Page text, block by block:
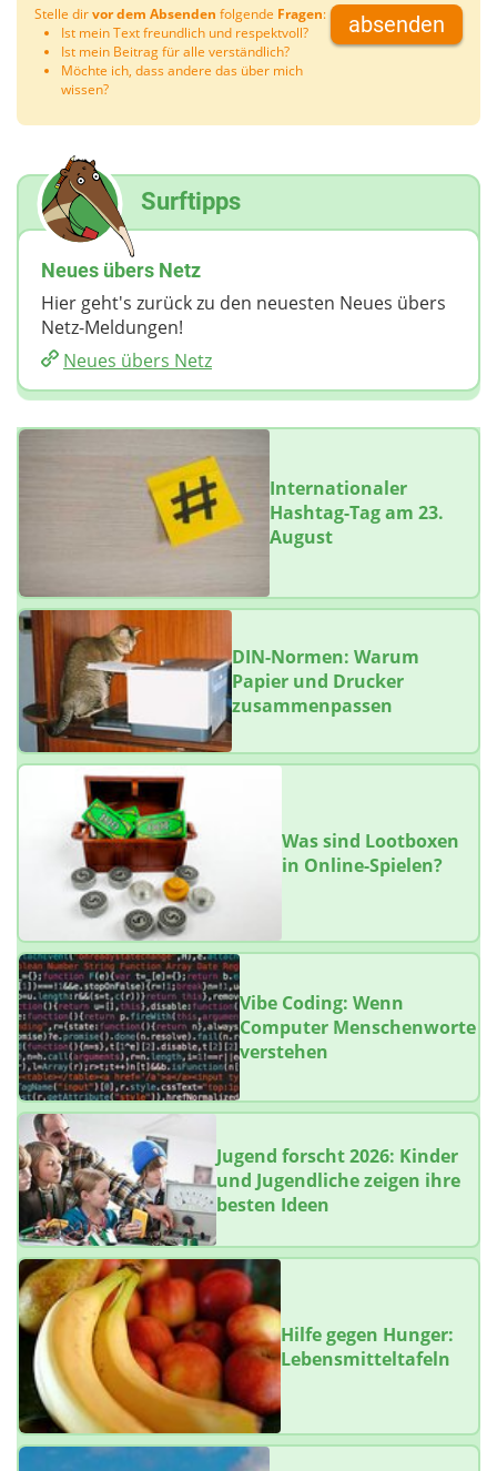
Stelle dirvor dem Absenden folgende Fragen:
Ist mein Text freundlich und respektvoll?
Ist mein Beitrag für alle verständlich?
Möchte ich, dass andere das über mich
wissen?
absenden
Surftipps
Neues übers Netz
Hier geht's zurück zu den neuesten Neues übers
Netz-Meldungen!
Neues übers Netz
Internationaler
Hashtag-Tag am 23.
August
DIN-Normen: Warum
Papier und Drucker
zusammenpassen
Was sind Lootboxen
in Online-Spielen?
Vibe Coding: Wenn
Computer Menschenworte
verstehen
Jugend forscht 2026: Kinder
und Jugendliche zeigen ihre
besten Ideen
Hilfe gegen Hunger:
Lebensmitteltafeln